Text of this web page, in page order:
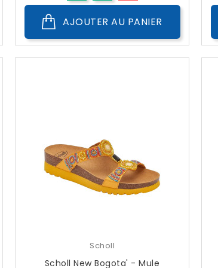
AJOUTER AU PANIER
Scholl
Scholl New Bogota' - Mule